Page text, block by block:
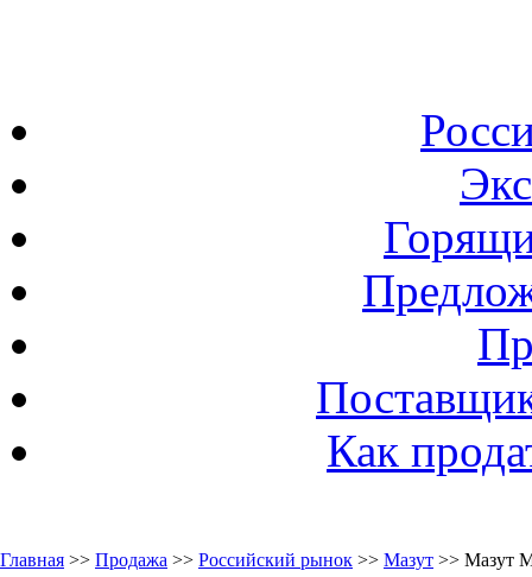
Как
Главная >> Продажа >> Российский рынок >> Мазут >> Мазут